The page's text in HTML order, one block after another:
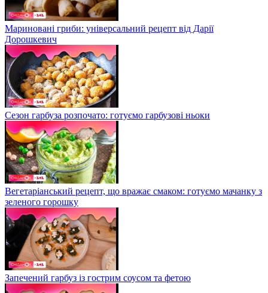
Мариновані гриби: універсальний рецепт від Дарії
Дорошкевич
Сезон гарбуза розпочато: готуємо гарбузові ньоки
Вегетаріанський рецепт, що вражає смаком: готуємо мачанку з
зеленого горошку
Запечений гарбуз із гострим соусом та фетою